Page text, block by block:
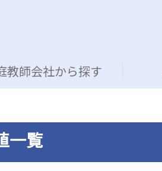
教師会社から探す
一覧